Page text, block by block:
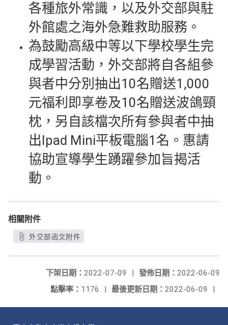
各種旅外常識，以及外交部與駐
外館處之海外急難救助服務。
為鼓勵高級中等以下學校學生完
成學習活動，外交部將自各組參
與者中分別抽出10名贈送1,000
元福利即享卷及10名贈送波鴿頸
枕，另自該檔次所有參與者中抽
出Ipad Mini平板電腦1名。惠請
協助宣導學生踴躍參加旨揭活
動。
相關附件
外交部函文附件
發佈日期： 2022-06-09
下架日期： 2022-07-09
|
最後更新日期： 2022-06-09 |
點擊率： 1176 |